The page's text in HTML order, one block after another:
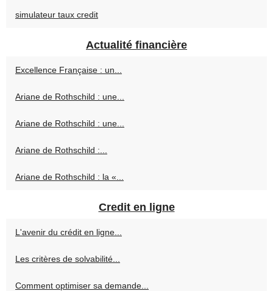
simulateur taux credit
Actualité financière
Excellence Française : un...
Ariane de Rothschild : une...
Ariane de Rothschild : une...
Ariane de Rothschild :...
Ariane de Rothschild : la «...
Credit en ligne
L'avenir du crédit en ligne...
Les critères de solvabilité...
Comment optimiser sa demande...